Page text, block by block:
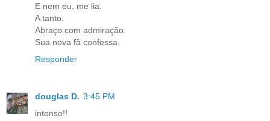
E nem eu, me lia.
A tanto.
Abraço com admiração.
Sua nova fã confessa.
Responder
douglas D. 3:45 PM
intenso!!